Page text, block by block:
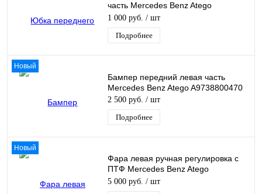
часть Mercedes Benz Atego
A9448850525
1 000 руб. / шт
Подробнее
Новый
Бампер передний левая часть
Mercedes Benz Atego A9738800470
2 500 руб. / шт
Подробнее
Новый
Фара левая ручная регулировка с
ПТФ Mercedes Benz Atego
A9738202661
5 000 руб. / шт